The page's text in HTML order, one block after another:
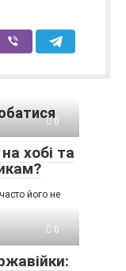
0
хобі та
його не
0